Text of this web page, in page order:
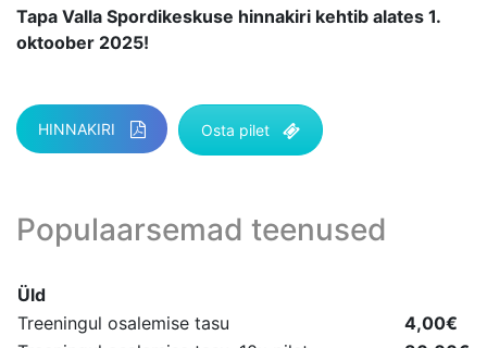
Tapa Valla Spordikeskuse hinnakiri kehtib alates 1.
oktoober 2025!
HINNAKIRI Osta pilet
Populaarsemad teenused
Üld
Treeningul osalemise tasu
4,00€